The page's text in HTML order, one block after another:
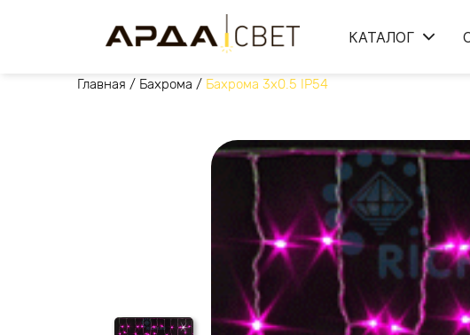
КАТАЛОГ
Главная / Бахрома / Бахрома 3х0.5 IP54